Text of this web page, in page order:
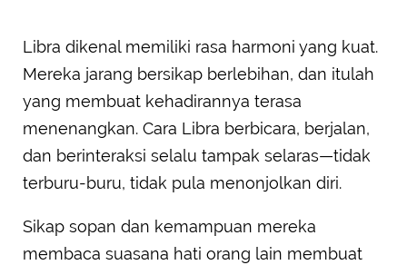
Libra dikenal memiliki rasa harmoni yang kuat.
Mereka jarang bersikap berlebihan, dan itulah
yang membuat kehadirannya terasa
menenangkan. Cara Libra berbicara, berjalan,
dan berinteraksi selalu tampak selaras—tidak
terburu-buru, tidak pula menonjolkan diri.
Sikap sopan dan kemampuan mereka
membaca suasana hati orang lain membuat